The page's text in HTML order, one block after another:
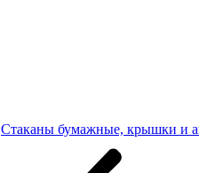
Стаканы бумажные, крышки и